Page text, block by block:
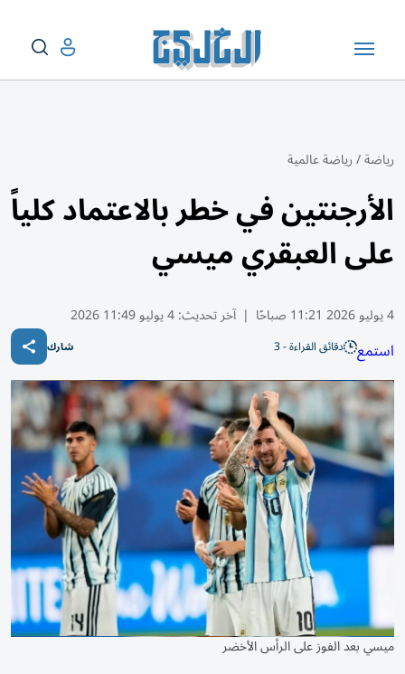
رياضة/رياضة عالمية
الأرجنتين في خطر بالاعتماد كلياً
على العبقري ميسي
4 يوليو 2026 11:21 صباحًا | آخر تحديث:4 يوليو 11:49 2026
استمع دقائق القراءة - 3 شارك
ميسي بعد الفوز على الرأس الأخضر